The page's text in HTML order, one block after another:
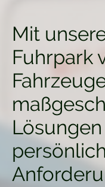
Mit
Fuhrpark